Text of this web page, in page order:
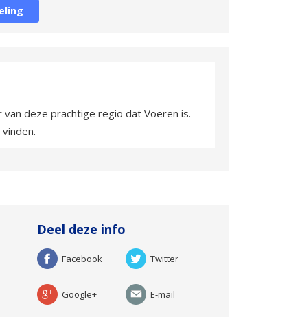
deze prachtige regio dat Voeren is.
Deel deze info
Facebook Twitter
Google+ E-mail